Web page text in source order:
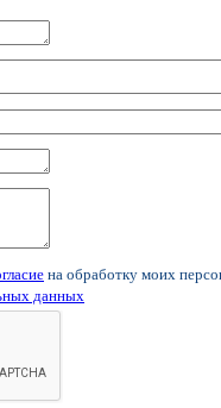
на обработку моих
данных